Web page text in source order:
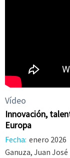
Vídeo
Innovación,
Europa
Fecha: enero 2026
Ganuza, Juan José